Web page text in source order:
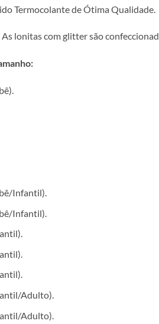
Termocolante de Ótima Qualidade.
As lonitas com glitter são
Infantil).
Infantil).
Adulto).
Adulto).